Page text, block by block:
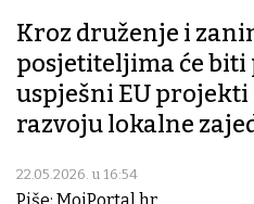
Kroz druženje i
posjetiteljima će
uspješni EU
razvoju lokalne
22.05.2026. u 16:54